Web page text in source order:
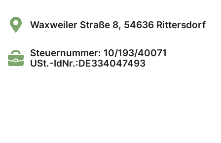
Waxweiler Straße 8, 54636 Rittersdorf
Steuernummer: 10/193/40071
USt.-IdNr.:DE334047493